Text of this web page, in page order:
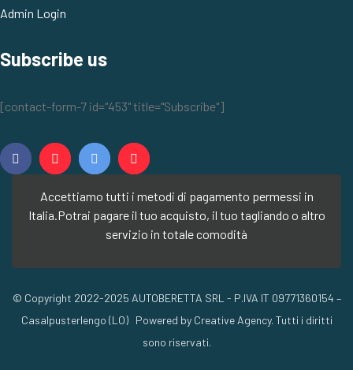
Admin Login
Subscribe us
[contact-form-7 id="453" title="Subscribe"]
Accettiamo tutti i metodi di pagamento permessi in
Italia.Potrai pagare il tuo acquisto, il tuo tagliando o altro
servizio in totale comodità
© Copyright 2022-2025 AUTOBERETTA SRL - P.IVA IT 09771360154 –
Casalpusterlengo (LO) Powered by Creative Agency. Tutti i diritti
sono riservati.